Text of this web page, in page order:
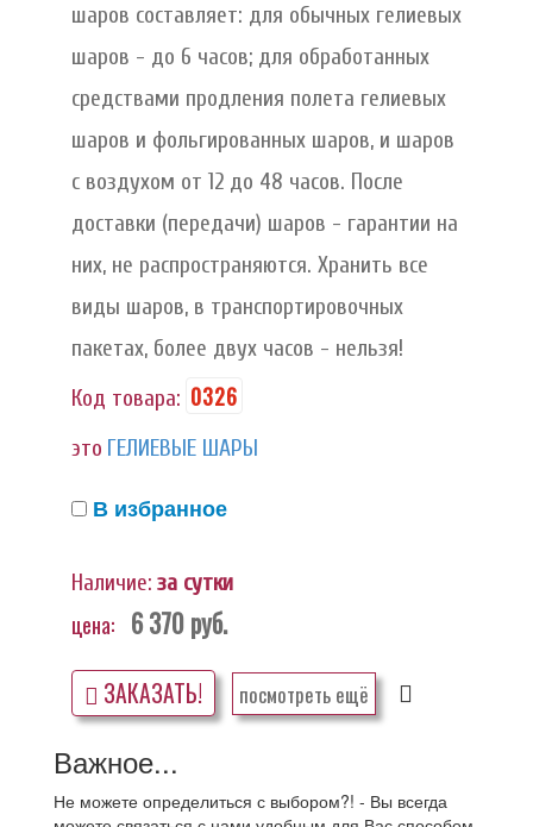
шаров составляет: для обычных гелиевых
шаров - до 6 часов; для обработанных
средствами продления полета гелиевых
шаров и фольгированных шаров, и шаров
с воздухом от 12 до 48 часов. После
доставки (передачи) шаров - гарантии на
них, не распространяются. Хранить все
виды шаров, в транспортировочных
пакетах, более двух часов - нельзя!
Код товара: 0326
это ГЕЛИЕВЫЕ ШАРЫ
В избранное
Наличие: за сутки
цена: 6 370руб.
ЗАКАЗАТЬ! посмотреть ещё
Важное...
Не можете определиться с выбором?! - Вы всегда